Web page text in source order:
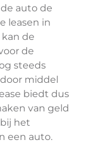
auto de
leasen in
de
de
steeds
middel
biedt dus
van geld
het
een auto.